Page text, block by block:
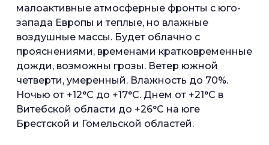
малоактивные атмосферные фронты с юго-
запада Европы и теплые, но влажные
воздушные массы. Будет облачно с
прояснениями, временами кратковременные
дожди, возможны грозы. Ветер южной
четверти, умеренный. Влажность до 70%.
Ночью от +12°С до +17°С. Днем от +21°С в
Витебской области до +26°С на юге
Брестской и Гомельской областей.